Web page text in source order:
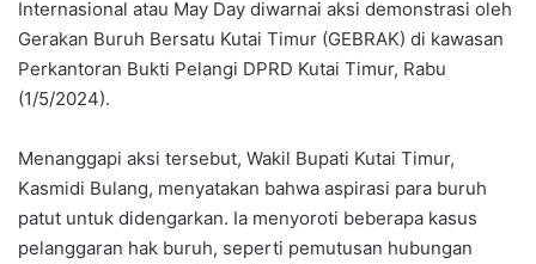
Internasional atau May Day diwarnai aksi demonstrasi oleh
Gerakan Buruh Bersatu Kutai Timur (GEBRAK) di kawasan
Perkantoran Bukti Pelangi DPRD Kutai Timur, Rabu
(1/5/2024).
Menanggapi aksi tersebut, Wakil Bupati Kutai Timur,
Kasmidi Bulang, menyatakan bahwa aspirasi para buruh
patut untuk didengarkan. Ia menyoroti beberapa kasus
pelanggaran hak buruh, seperti pemutusan hubungan